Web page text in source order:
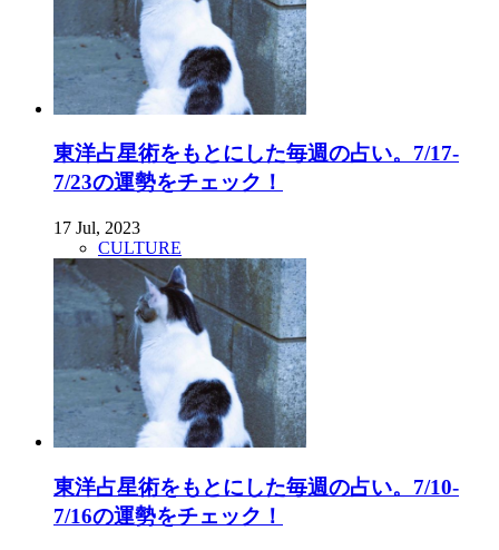
東洋占星術をもとにした毎週の占い。7/17-
7/23の運勢をチェック！
17 Jul, 2023
CULTURE
東洋占星術をもとにした毎週の占い。7/10-
7/16の運勢をチェック！